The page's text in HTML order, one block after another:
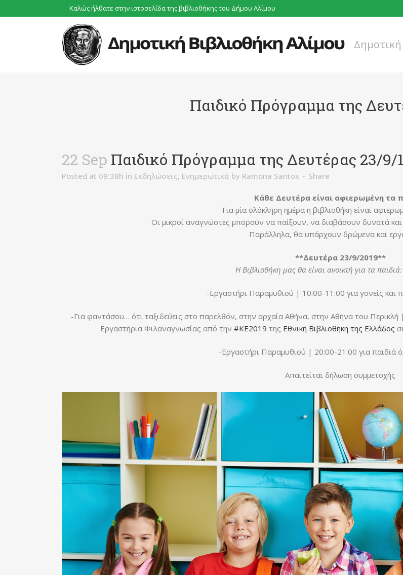
Καλώς ήλθατε στην ιστοσελίδα της βιβλιοθήκηςτου Δήμου Αλίμου
Παιδικό Πρόγραμμα της
22 Sep Παιδικό Πρόγραμμα της Δευτέρας 23/9/
Posted at 09:38h in Εκδηλώσεις, Ενημερωτικά by Ramona Santos Share
Κάθε Δευτέρα είναι αφιερωμένη τα
Για μία ολόκληρη ημέρα η βιβλιοθήκη είναι
Οι μικροί αναγνώστες μπορούν να παίξουν, να διαβάσουν δυνατά
Παράλληλα, θα υπάρχουν δρώμενα και
**Δευτέρα 23/9/2019**
Η Βιβλιοθήκη μας θα είναι ανοικτή για τα
-Εργαστήρι Παραμυθιού | 10:00-11:00 για γονείς και
-Για φαντάσου… ότι ταξιδεύεις στο παρελθόν, στην αρχαία Αθήνα, στην Αθήνα του
Εργαστήρια Φιλαναγνωσίας από την #ΚΕ2019 της Εθνική Βιβλιοθήκη της Ελλάδος
-Εργαστήρι Παραμυθιού | 20:00-21:00 για παιδιά
Απαιτείται δήλωση συμμετοχής